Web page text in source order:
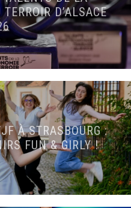
D’ALSACE
À STRASBOURG :
FUN & GIRLY !